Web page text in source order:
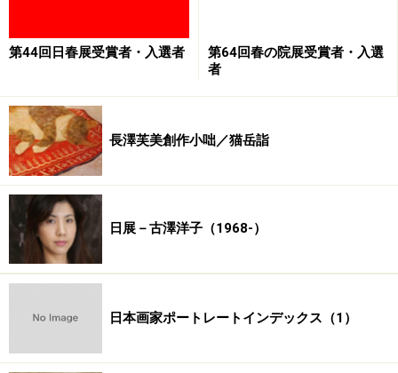
第44回日春展受賞者・入選者
第64回春の院展受賞者・入選
者
長澤芙美創作小咄／猫岳詣
日展－古澤洋子（1968-）
日本画家ポートレートインデックス（1）